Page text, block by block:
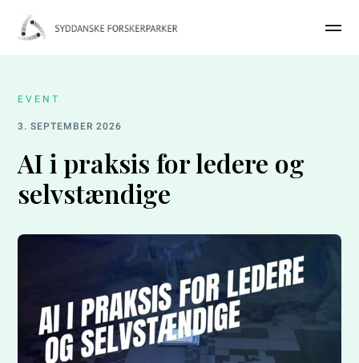
EVENT
3. SEPTEMBER 2026
AI i praksis for ledere og
selvstændige